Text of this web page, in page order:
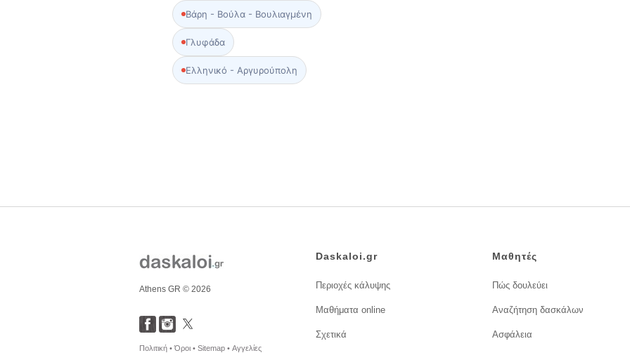
Βάρη - Βούλα - Βουλιαγμένη
Γλυφάδα
Ελληνικό - Αργυρούπολη
Athens GR © 2026
Πολιτική •Όροι • Sitemap • Αγγελίες
Daskaloi.gr
Περιοχές κάλυψης
Μαθήματα online
Σχετικά
Μαθητές
Πώς δουλεύει
Αναζήτηση δασκάλων
Ασφάλεια